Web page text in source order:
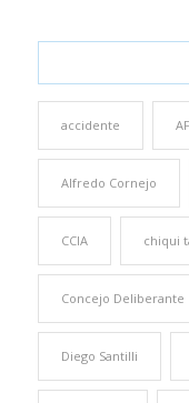
accidente
Alfredo Cornejo
CCIA chiqui
Concejo Deliberante
Diego Santilli